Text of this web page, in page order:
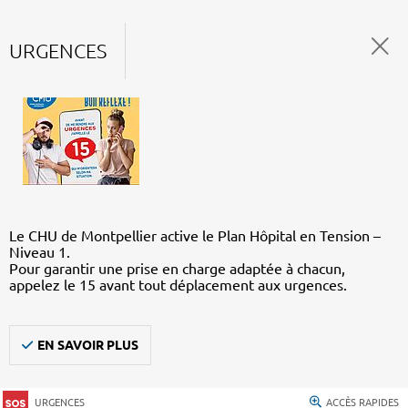
URGENCES
Le CHU de Montpellier active le Plan Hôpital en Tension –
Niveau 1.
Pour garantir une prise en charge adaptée à chacun,
appelez le 15 avant tout déplacement aux urgences.
EN SAVOIR PLUS
URGENCES ACCÈS RAPIDES